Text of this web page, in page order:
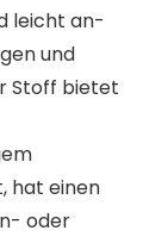
leicht an-
und
Stoff bietet
hat einen
oder